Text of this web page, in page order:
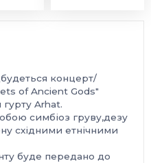
концерт/
of Ancient Gods"
Arhat.
симбіоз груву,дезу
східними етнічними
буде передано до